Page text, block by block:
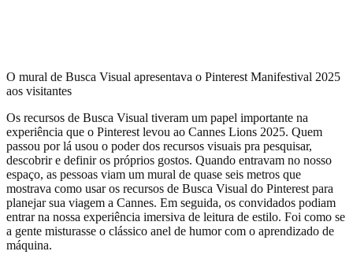
O mural de Busca Visual apresentava o Pinterest Manifestival 2025
aos visitantes
Os recursos de Busca Visual tiveram um papel importante na
experiência que o Pinterest levou ao Cannes Lions 2025. Quem
passou por lá usou o poder dos recursos visuais pra pesquisar,
descobrir e definir os próprios gostos. Quando entravam no nosso
espaço, as pessoas viam um mural de quase seis metros que
mostrava como usar os recursos de Busca Visual do Pinterest para
planejar sua viagem a Cannes. Em seguida, os convidados podiam
entrar na nossa experiência imersiva de leitura de estilo. Foi como se
a gente misturasse o clássico anel de humor com o aprendizado de
máquina.